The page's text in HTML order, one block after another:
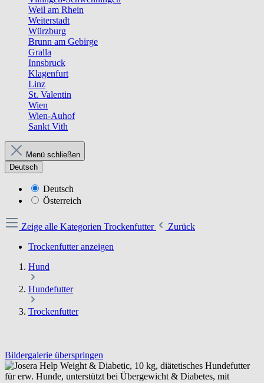
Weil am Rhein
Weiterstadt
Würzburg
Brunn am Gebirge
Gralla
Innsbruck
Klagenfurt
Linz
St. Valentin
Wien
Wien-Auhof
Sankt Vith
Menü schließen
Deutsch
Deutsch
Österreich
Zeige alle Kategorien Trockenfutter
Zurück
Trockenfutter anzeigen
Hund
Hundefutter
Trockenfutter
Bildergalerie überspringen